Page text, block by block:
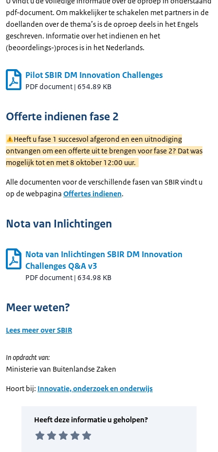
pdf-document. Om makkelijker te schakelen met partners in de
doellanden over de thema’s is de oproep deels in het Engels
geschreven. Informatie over het indienen en het
(beoordelings-)proces is in het Nederlands.
Pilot SBIR DM Innovation Challenges
PDF document | 654.89 KB
Offerte indienen fase 2
Heeft u fase 1 succesvol afgerond en een uitnodiging
ontvangen om een offerte uit te brengen voor fase 2? Dat was
mogelijk tot en met 8 oktober 12:00 uur.
Alle documenten voor de verschillende fasen van SBIR vindt u
op de webpagina Offertes indienen.
Nota van Inlichtingen
Nota van Inlichtingen SBIR DM Innovation
Challenges Q&A v3
PDF document | 634.98 KB
Meer weten?
Lees meer over SBIR
In opdracht van:
Ministerie van Buitenlandse Zaken
Hoort bij: Innovatie, onderzoek en onderwijs